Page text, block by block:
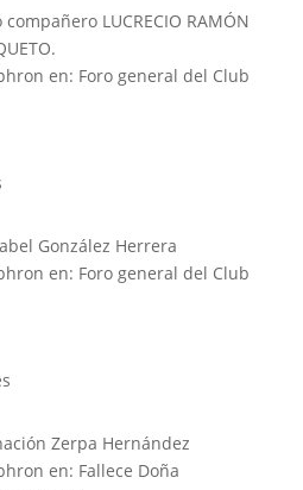
LUCRECIO RAMÓN
en: Foro general del Club
González Herrera
en: Foro general del Club
Zerpa Hernández
en: Fallece Doña